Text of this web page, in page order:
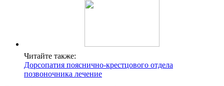
Читайте также:
Дорсопатия пояснично-крестцового отдела
позвоночника лечение